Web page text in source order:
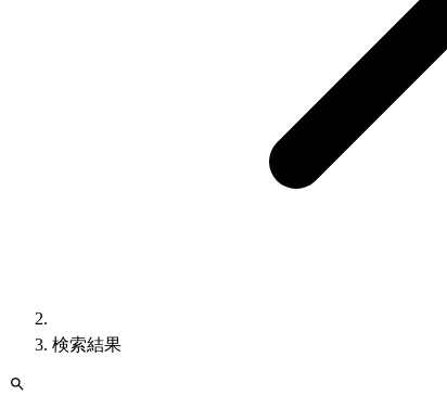
検索結果